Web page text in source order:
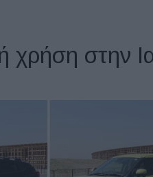
χρήση στην